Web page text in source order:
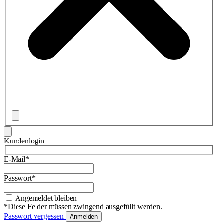
Kundenlogin
E-Mail*
Passwort*
Angemeldet bleiben
*Diese Felder müssen zwingend ausgefüllt werden.
Passwort vergessen